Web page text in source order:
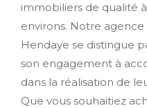
immobiliers de qualité
environs. Notre
Hendaye se distingue
son engagement à
dans la réalisation de
Que vous souhaitiez